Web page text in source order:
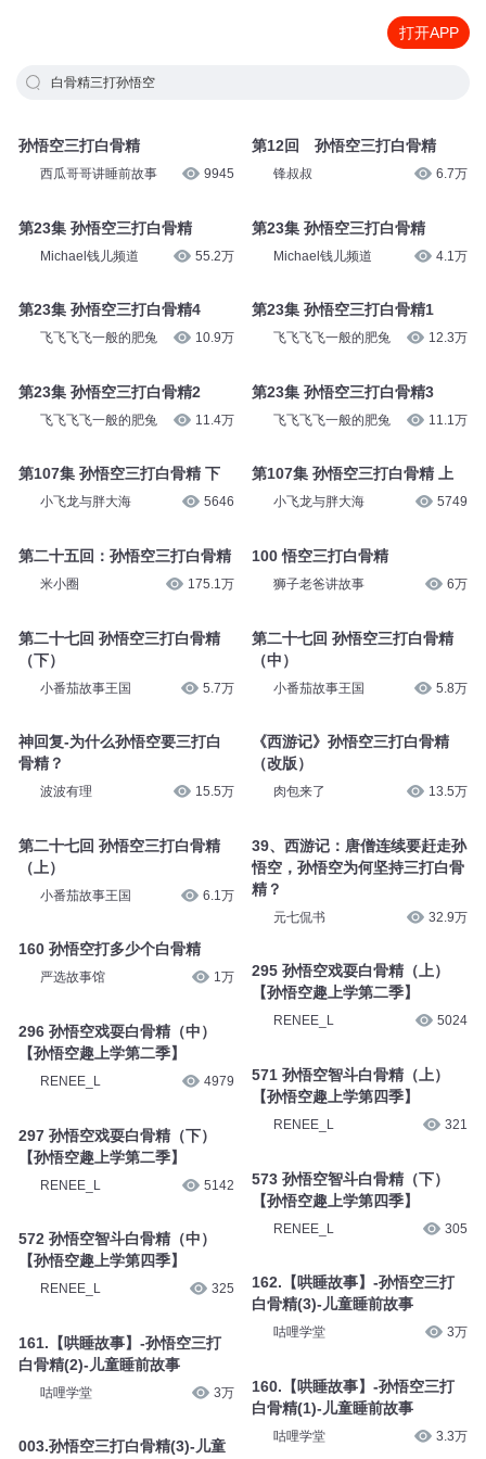
打开APP
白骨精三打孙悟空
孙悟空三打白骨精
西瓜哥哥讲睡前故事 9945
第23集 孙悟空三打白骨精
Michael钱儿频道 55.2万
第23集 孙悟空三打白骨精4
飞飞飞飞一般的肥兔 10.9万
第23集 孙悟空三打白骨精2
飞飞飞飞一般的肥兔 11.4万
第107集 孙悟空三打白骨精 下
小飞龙与胖大海 5646
第二十五回：孙悟空三打白骨精
米小圈 175.1万
第二十七回 孙悟空三打白骨精
（下）
小番茄故事王国 5.7万
神回复-为什么孙悟空要三打白
骨精？
波波有理 15.5万
第二十七回 孙悟空三打白骨精
（上）
小番茄故事王国 6.1万
160 孙悟空打多少个白骨精
严选故事馆 1万
296 孙悟空戏耍白骨精（中）
【孙悟空趣上学第二季】
RENEE_L 4979
297 孙悟空戏耍白骨精（下）
【孙悟空趣上学第二季】
RENEE_L 5142
572 孙悟空智斗白骨精（中）
【孙悟空趣上学第四季】
RENEE_L 325
161.【哄睡故事】-孙悟空三打
白骨精(2)-儿童睡前故事
咕哩学堂 3万
003.孙悟空三打白骨精(3)-儿童
第12回 孙悟空三打白骨精
锋叔叔 6.7万
第23集 孙悟空三打白骨精
Michael钱儿频道 4.1万
第23集 孙悟空三打白骨精1
飞飞飞飞一般的肥兔 12.3万
第23集 孙悟空三打白骨精3
飞飞飞飞一般的肥兔 11.1万
第107集 孙悟空三打白骨精 上
小飞龙与胖大海 5749
100 悟空三打白骨精
狮子老爸讲故事 6万
第二十七回 孙悟空三打白骨精
（中）
小番茄故事王国 5.8万
《西游记》孙悟空三打白骨精
（改版）
肉包来了 13.5万
39、西游记：唐僧连续要赶走孙
悟空，孙悟空为何坚持三打白骨
精？
元七侃书 32.9万
295 孙悟空戏耍白骨精（上）
【孙悟空趣上学第二季】
RENEE_L 5024
571 孙悟空智斗白骨精（上）
【孙悟空趣上学第四季】
RENEE_L 321
573 孙悟空智斗白骨精（下）
【孙悟空趣上学第四季】
RENEE_L 305
162.【哄睡故事】-孙悟空三打
白骨精(3)-儿童睡前故事
咕哩学堂 3万
160.【哄睡故事】-孙悟空三打
白骨精(1)-儿童睡前故事
咕哩学堂 3.3万